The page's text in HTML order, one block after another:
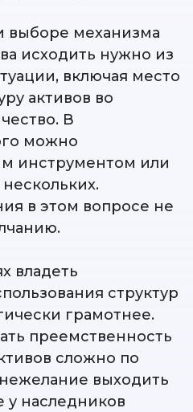
выборе механизма
исходить нужно из
включая место
активов во
В
можно
инструментом или
в этом вопросе не
владеть
структур
грамотнее.
преемственность
сложно по
выходить
у наследников